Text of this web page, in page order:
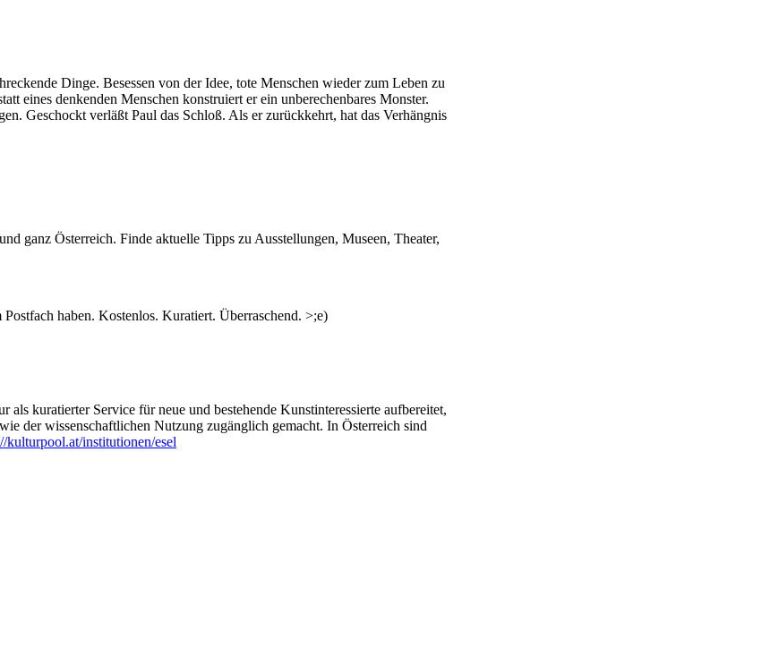
Dinge. Besessen von der Idee, tote Menschen wieder zum Leben zu
eines denkenden Menschen konstruiert er ein unberechenbares Monster.
Geschockt verläßt Paul das Schloß. Als er zurückkehrt, hat das Verhängnis
ganz Österreich. Finde aktuelle Tipps zu Ausstellungen, Museen, Theater,
haben. Kostenlos. Kuratiert. Überraschend. >;e)
kuratierter Service für neue und bestehende Kunstinteressierte aufbereitet,
der wissenschaftlichen Nutzung zugänglich gemacht. In Österreich sind
kulturpool.at/institutionen/esel